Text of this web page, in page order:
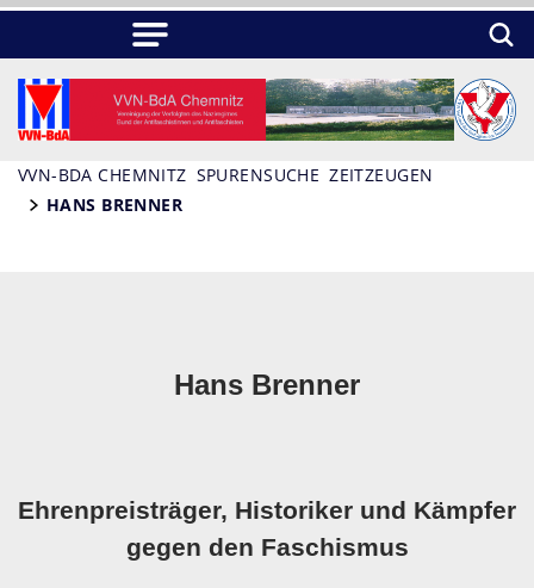
VVN-BDA CHEMNITZ SPURENSUCHE ZEITZEUGEN
HANS BRENNER
Hans Brenner
Ehrenpreisträger, Historiker und Kämpfer
gegen den Faschismus